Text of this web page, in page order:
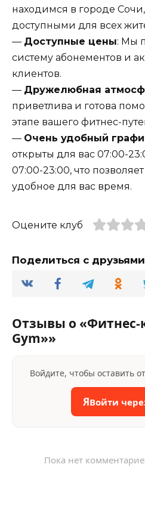
находимся в городе Сочи,
доступными для всех
— Доступные цены: Мы
систему абонементов и
клиентов.
— Дружелюбная
приветлива и готова
этапе вашего фитнес-
— Очень удобный
открыты для вас 07:00-
07:00-23:00, что
удобное для вас время.
Оцените клуб
Поделиться с друзьями
Отзывы о «Фитнес-
Gym»»
Войдите, чтобы оставить
ЯВойти
Пока нет